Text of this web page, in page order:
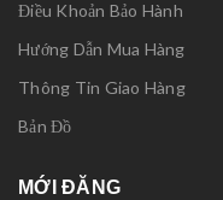
Điều Khoản Bảo Hành
Hướng Dẫn Mua Hàng
Thông Tin Giao Hàng
Bản Đồ
MỚI ĐĂNG